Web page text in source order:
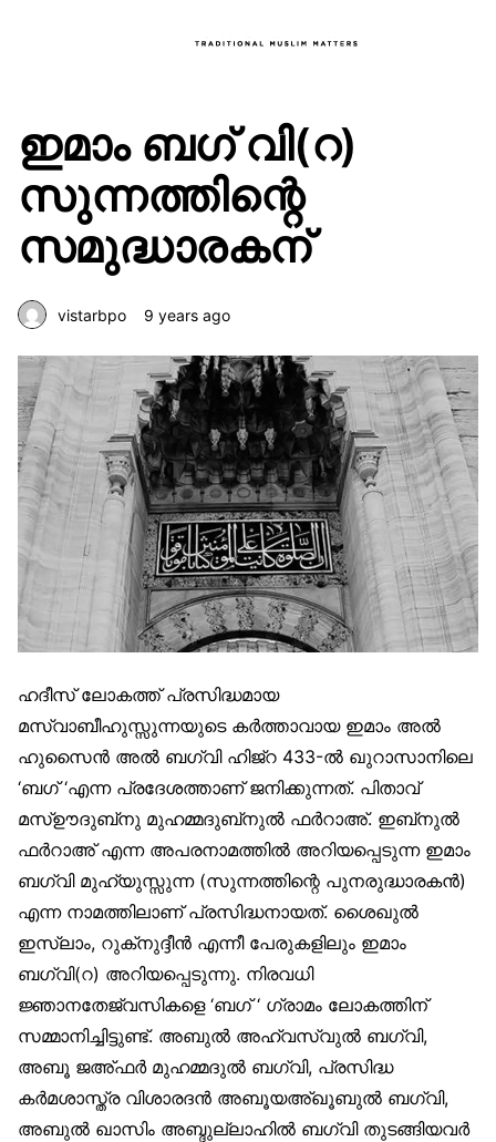
ഇമാം ബഗ് വി(റ)
സുന്നത്തിന്റെ
സമുദ്ധാരകന്
vistarbpo 9 years ago
ഹദീസ് ലോകത്ത് പ്രസിദ്ധമായ
മസ്വാബീഹുസ്സുന്നയുടെ കര്‍ത്താവായ ഇമാം അല്‍
ഹുസൈന്‍ അല്‍ ബഗ്‌വി ഹിജ്‌റ 433-ല്‍ ഖുറാസാനിലെ
‘ബഗ് ‘എന്ന പ്രദേശത്താണ് ജനിക്കുന്നത്. പിതാവ്
മസ്ഊദുബ്‌നു മുഹമ്മദുബ്‌നുല്‍ ഫര്‍റാഅ്. ഇബ്‌നുല്‍
ഫര്‍റാഅ് എന്ന അപരനാമത്തില്‍ അറിയപ്പെടുന്ന ഇമാം
ബഗ്‌വി മുഹ്‌യുസ്സുന്ന (സുന്നത്തിന്റെ പുനരുദ്ധാരകന്‍)
എന്ന നാമത്തിലാണ് പ്രസിദ്ധനായത്. ശൈഖുല്‍
ഇസ്‌ലാം, റുക്‌നുദ്ദീന്‍ എന്നീ പേരുകളിലും ഇമാം
ബഗ്‌വി(റ) അറിയപ്പെടുന്നു. നിരവധി
ജ്ഞാനതേജ്വസികളെ ‘ബഗ് ‘ ഗ്രാമം ലോകത്തിന്
സമ്മാനിച്ചിട്ടുണ്ട്. അബുല്‍ അഹ്‌വസ്വുല്‍ ബഗ്‌വി,
അബൂ ജഅ്ഫര്‍ മുഹമ്മദുല്‍ ബഗ്‌വി, പ്രസിദ്ധ
കര്‍മശാസ്ത്ര വിശാരദന്‍ അബൂയഅ്ഖൂബുല്‍ ബഗ്‌വി,
അബുല്‍ ഖാസിം അബ്ദുല്ലാഹില്‍ ബഗ്‌വി തുടങ്ങിയവര്‍